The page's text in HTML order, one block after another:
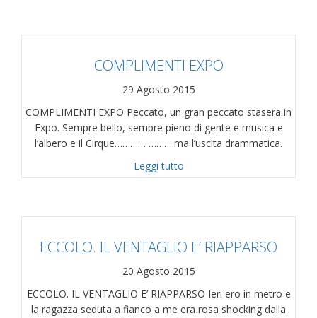
COMPLIMENTI EXPO
29 Agosto 2015
COMPLIMENTI EXPO Peccato, un gran peccato stasera in
Expo. Sempre bello, sempre pieno di gente e musica e
l’albero e il Cirque………… ……….ma l’uscita drammatica.
Leggi tuttoabout COMPLIMENTI EXPO
ECCOLO. IL VENTAGLIO E’ RIAPPARSO
20 Agosto 2015
ECCOLO. IL VENTAGLIO E’ RIAPPARSO Ieri ero in metro e
la ragazza seduta a fianco a me era rosa shocking dalla